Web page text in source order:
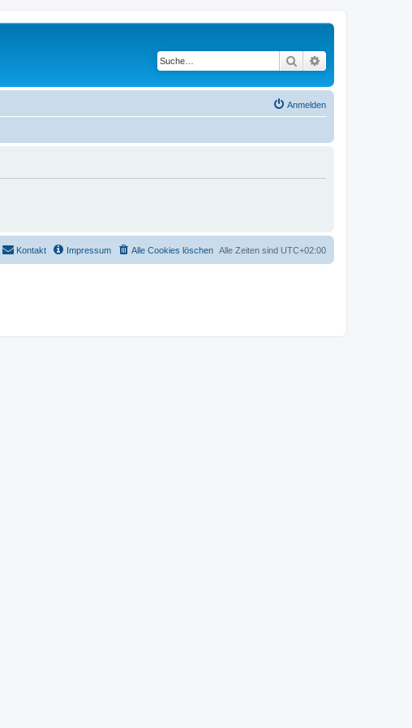
Suche
Anmelden
Alle Zeiten sind UTC+02:00
Alle Cookies löschen
Impressum
Kontakt